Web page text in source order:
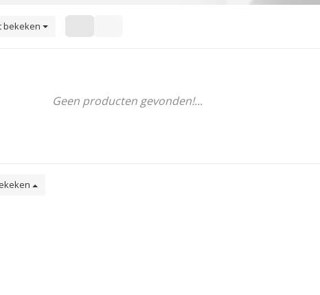
bekeken
Geen producten gevonden!...